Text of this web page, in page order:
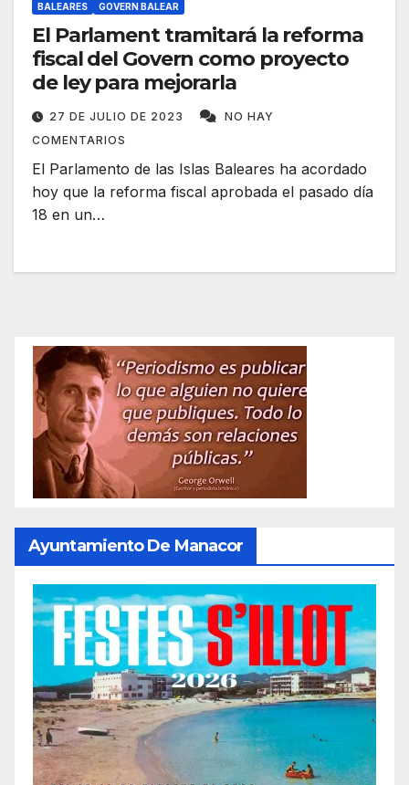
BALEARES GOVERN BALEAR
El Parlament tramitará la reforma
fiscal del Govern como proyecto
de ley para mejorarla
27 DE JULIO DE 2023
NO HAY
COMENTARIOS
El Parlamento de las Islas Baleares ha acordado
hoy que la reforma fiscal aprobada el pasado día
18 en un…
Ayuntamiento De Manacor